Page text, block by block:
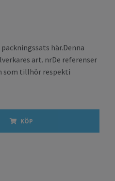
här.Denna
art. nrDe referenser
som tillhör respekti
KÖP